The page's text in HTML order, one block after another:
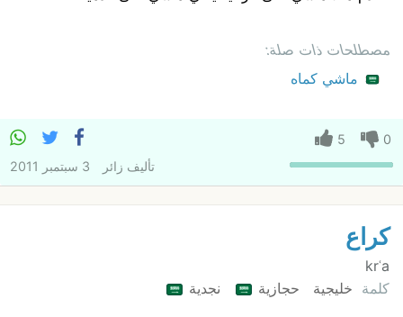
مصطلحات ذات صلة:
ماشي كماه
0
5
تأليف زائر 3 سبتمبر 2011
كراع
krʿa
كلمة خليجية حجازية نجدية